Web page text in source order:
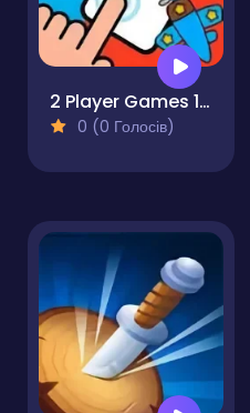
2 Player Games 1v1 Battle
0 (0 Голосів)